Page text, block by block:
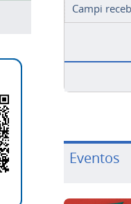
Campi
Eventos